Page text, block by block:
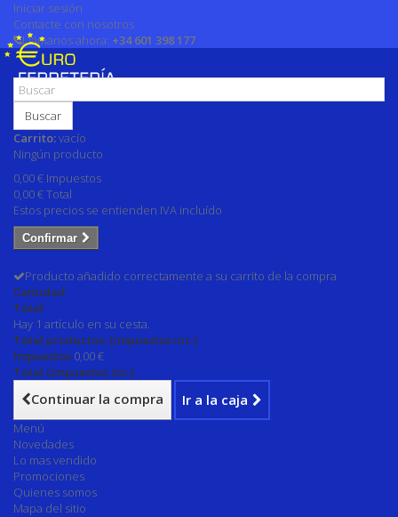
Iniciar sesión
Contacte con nosotros
Llámanos ahora: +34 601 398 177
Buscar
Carrito:vacío
Ningún producto
0,00 € Impuestos
0,00 €Total
Estos precios se entienden IVA incluído
Confirmar
Producto añadido correctamente a su carrito de la compra
Cantidad
Total
Hay 1 artículo en su cesta.
Total productos: (impuestos inc.)
Impuestos 0,00 €
Total (impuestos inc.)
Continuar la compra Ir a la caja
Menú
Novedades
Lo mas vendido
Promociones
Quienes somos
Mapa del sitio